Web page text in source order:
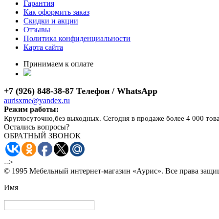
Гарантия
Как оформить заказ
Скидки и акции
Отзывы
Политика конфиденциальности
Карта сайта
Принимаем к оплате
+7 (926) 848-38-87 Телефон / WhatsApp
aurisxme@yandex.ru
Режим работы:
Круглосуточно,без выходных. Сегодня в продаже более 4 000
Остались вопросы?
ОБРАТНЫЙ ЗВОНОК
-->
© 1995 Мебельный интернет-магазин «Аурис». Все права
Имя